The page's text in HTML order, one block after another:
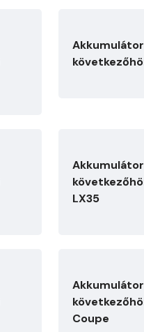
LX35
Coupe